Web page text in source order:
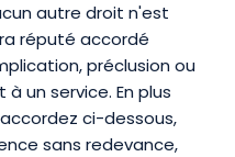
autre droit n'est
réputé accordé
préclusion ou
un service. En plus
ci-dessous,
sans redevance,